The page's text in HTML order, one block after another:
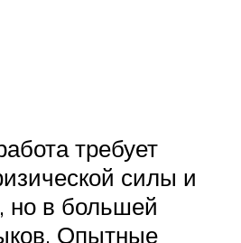
требует
силы и
но в большей
Опытные